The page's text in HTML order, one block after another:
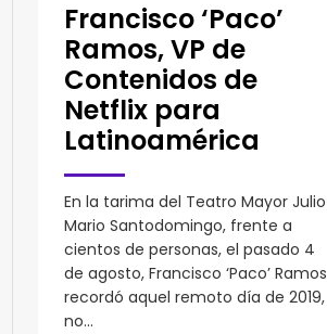
Francisco ‘Paco’
Ramos, VP de
Contenidos de
Netflix para
Latinoamérica
En la tarima del Teatro Mayor Julio
Mario Santodomingo, frente a
cientos de personas, el pasado 4
de agosto, Francisco ‘Paco’ Ramos
recordó aquel remoto día de 2019,
no...